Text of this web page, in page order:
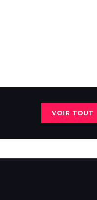
VOIR TOUT